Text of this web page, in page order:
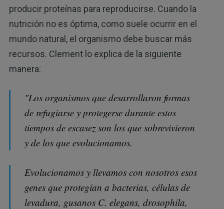
producir proteínas para reproducirse. Cuando la
nutrición no es óptima, como suele ocurrir en el
mundo natural, el organismo debe buscar más
recursos. Clement lo explica de la siguiente
manera:
"Los organismos que desarrollaron formas
de refugiarse y protegerse durante estos
tiempos de escasez son los que sobrevivieron
y de los que evolucionamos.
Evolucionamos y llevamos con nosotros esos
genes que protegían a bacterias, células de
levadura, gusanos C. elegans, drosophila,